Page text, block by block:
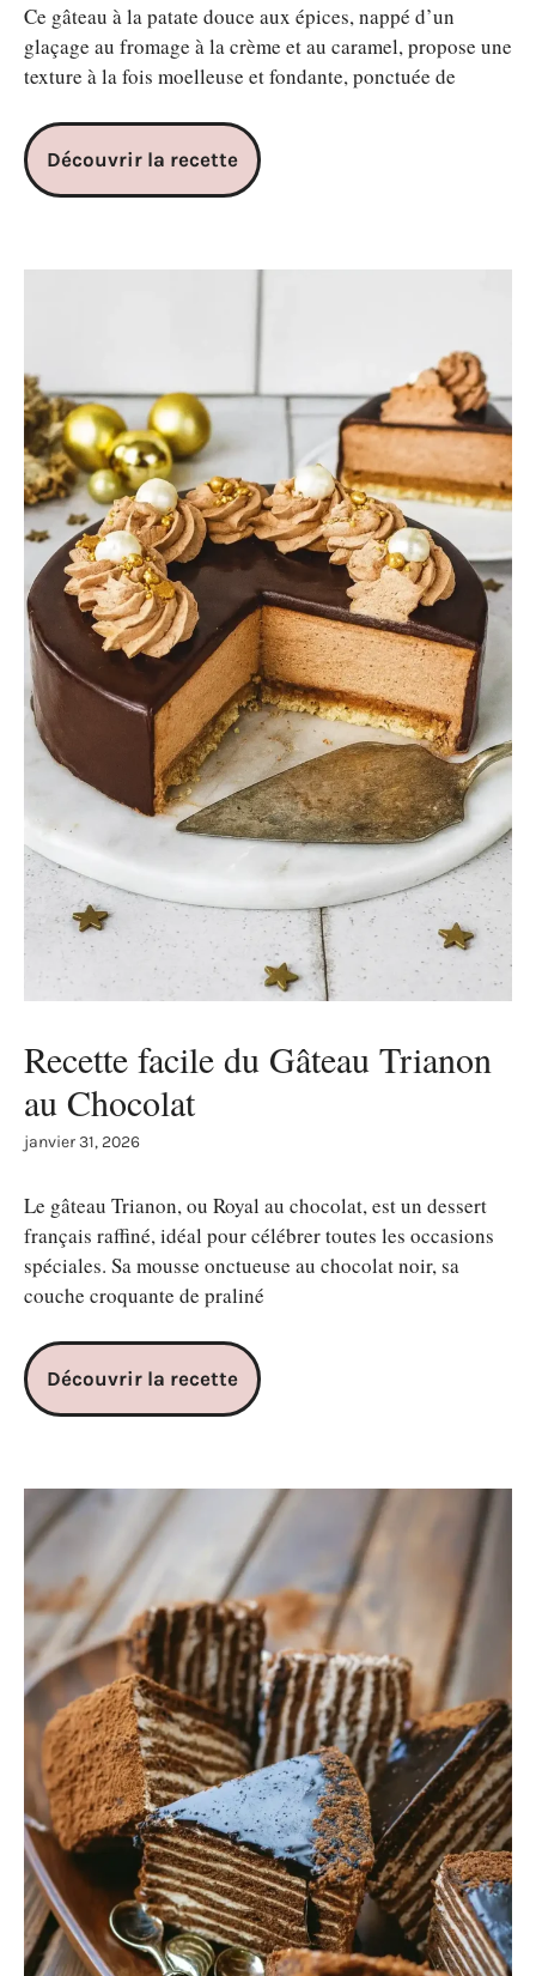
Ce gâteau à la patate douce aux épices, nappé d’un
glaçage au fromage à la crème et au caramel, propose une
texture à la fois moelleuse et fondante, ponctuée de
Découvrir la recette
Recette facile du Gâteau Trianon
au Chocolat
janvier 31, 2026
Le gâteau Trianon, ou Royal au chocolat, est un dessert
français raffiné, idéal pour célébrer toutes les occasions
spéciales. Sa mousse onctueuse au chocolat noir, sa
couche croquante de praliné
Découvrir la recette